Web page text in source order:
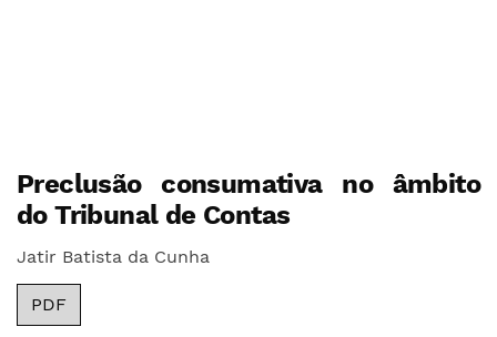
Preclusão consumativa no âmbito
do Tribunal de Contas
Jatir Batista da Cunha
PDF